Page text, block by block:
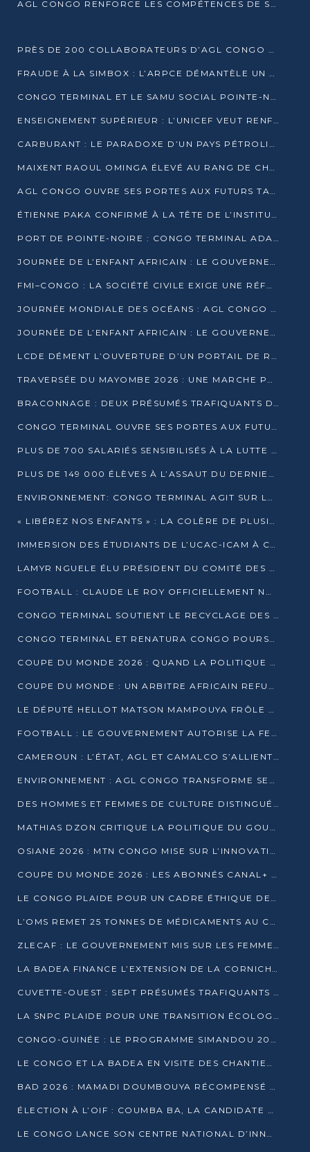
AGL CONGO RENFORCE LES COMPÉTENCES DE SES ÉQUIPES AVEC LA CERTIFICATION CACES® R483
PRÈS DE 200 COLLABORATEURS D’AGL CONGO EN FORMATION JUSQU’EN JUILLET
FRAUDE À LA SIMBOX : L’ARPCE DÉMANTÈLE UN RÉSEAU UTILISANT DES CARTES SIM OUGANDAISES
CONGO TERMINAL ET LE SAMU SOCIAL POINTE-NOIRE RENOUVELLENT LEUR PARTENARIAT EN FAVEUR DES JEUNES VULNÉRABLES
ENSEIGNEMENT SUPÉRIEUR : L’UNICEF VEUT RENFORCER LA RECHERCHE SUR LES QUESTIONS DE L’ENFANCE
CARBURANT : LE PARADOXE D’UN PAYS PÉTROLIER CONFRONTÉ À DES PÉNURIES RÉCURRENTES
MAIXENT RAOUL OMINGA ÉLEVÉ AU RANG DE CHEVALIER DE L’ORDRE DE L’AMITIÉ ENTRE LA RUSSIE ET LE CONGO
AGL CONGO OUVRE SES PORTES AUX FUTURS TALENTS DE LA LOGISTIQUE
ÉTIENNE PAKA CONFIRMÉ À LA TÊTE DE L’INSTITUT GÉOGRAPHIQUE NATIONAL
PORT DE POINTE-NOIRE : CONGO TERMINAL ADAPTE SON DRAGAGE AUX SABLES BITUMINEUX
JOURNÉE DE L’ENFANT AFRICAIN : LE GOUVERNEMENT RÉAFFIRME SON ENGAGEMENT POUR L’ACCÈS À L’EAU ET À L’ASSAINISSEMENT
FMI–CONGO : LA SOCIÉTÉ CIVILE EXIGE UNE RÉFORME DE LA FISCALITÉ PÉTROLIÈRE
JOURNÉE MONDIALE DES OCÉANS : AGL CONGO MOBILISE SES COLLABORATEURS POUR LA PRÉSERVATION DE LA BIODIVERSITÉ MARINE
JOURNÉE DE L’ENFANT AFRICAIN : LE GOUVERNEMENT MOBILISÉ POUR L’HYGIÈNE DANS LES ORPHELINATS
LCDE DÉMENT L’OUVERTURE D’UN PORTAIL DE RECRUTEMENT ET APPELLE À LA VIGILANCE
TRAVERSÉE DU MAYOMBE 2026 : UNE MARCHE POUR SENSIBILISER ET DÉPISTER AU DIABÈTE
BRACONNAGE : DEUX PRÉSUMÉS TRAFIQUANTS D’HIPPOPOTAME ÉCROUÉS À BRAZZAVILLE
CONGO TERMINAL OUVRE SES PORTES AUX FUTURS INGÉNIEURS DE L’UCAC-ICAM
PLUS DE 700 SALARIÉS SENSIBILISÉS À LA LUTTE CONTRE LA TUBERCULOSE À CONGO TERMINAL
PLUS DE 149 000 ÉLÈVES À L’ASSAUT DU DERNIER CEPE
ENVIRONNEMENT: CONGO TERMINAL AGIT SUR LE TERRAIN ET FORME LES PLUS JEUNES
« LIBÉREZ NOS ENFANTS » : LA COLÈRE DE PLUSIEURS MÈRES À BRAZZAVILLE CONTRE LA DGSP
IMMERSION DES ÉTUDIANTS DE L’UCAC-ICAM À CONGO TERMINAL
LAMYR NGUELE ÉLU PRÉSIDENT DU COMITÉ DES MEMBRES D’HONNEUR DU PCT
FOOTBALL : CLAUDE LE ROY OFFICIELLEMENT NOMMÉ SÉLECTIONNEUR DU CONGO
CONGO TERMINAL SOUTIENT LE RECYCLAGE DES DÉCHETS PLASTIQUES À POINTE-NOIRE
CONGO TERMINAL ET RENATURA CONGO POURSUIVENT LEUR COMBAT POUR LA BIODIVERSITÉ
COUPE DU MONDE 2026 : QUAND LA POLITIQUE MENACE L’UNIVERSALITÉ DU FOOTBALL
COUPE DU MONDE : UN ARBITRE AFRICAIN REFUSÉ À L’ENTRÉE DES ÉTATS-UNIS
LE DÉPUTÉ HELLOT MATSON MAMPOUYA FRÔLE LA MORT LORS D’UNE EMBUSCADE DZNS LE POOL
FOOTBALL : LE GOUVERNEMENT AUTORISE LA FECOFOOT À OCCUPER LES COMPLEXES SPORTIFS
CAMEROUN : L’ÉTAT, AGL ET CAMALCO S’ALLIENT POUR UN MÉGA-PROJET FERROVIAIRE
ENVIRONNEMENT : AGL CONGO TRANSFORME SES DÉCHETS EN OUTILS DE FORMATION
DES HOMMES ET FEMMES DE CULTURE DISTINGUÉS POUR LEUR ENGAGEMENT PAR BANTOU CULTURE
MATHIAS DZON CRITIQUE LA POLITIQUE DU GOUVERNEMENT ET ALERTE SUR LA DETTE DU CONGO
OSIANE 2026 : MTN CONGO MISE SUR L’INNOVATION POUR RELEVER LES DÉFIS AFRICAINS
COUPE DU MONDE 2026 : LES ABONNÉS CANAL+ AU CONGO DÉÇUS À QUELQUES JOURS DU COUP D’ENVOI
LE CONGO PLAIDE POUR UN CADRE ÉTHIQUE DE L’INTELLIGENCE ARTIFICIELLE À DAKAR
L’OMS REMET 25 TONNES DE MÉDICAMENTS AU CONGO POUR RENFORCER LA RIPOSTE AUX ÉPIDÉMIES
ZLECAF : LE GOUVERNEMENT MIS SUR LES FEMMES ENTREPRENEURES
LA BADEA FINANCE L’EXTENSION DE LA CORNICHE SUD DE BRAZZAVILLE
CUVETTE-OUEST : SEPT PRÉSUMÉS TRAFIQUANTS DE FAUNE INTERPELLÉS À EWO ET KELLÉ
LA SNPC PLAIDE POUR UNE TRANSITION ÉCOLOGIQUE PROGRESSIVE
CONGO-GUINÉE : LE PROGRAMME SIMANDOU 2040 AU CŒUR DES ÉCHANGES À LA BAD
LE CONGO ET LA BADEA EN VISITE DES CHANTIERS
BAD 2026 : MAMADI DOUMBOUYA RÉCOMPENSÉ PAR LE TROPHÉE BABACAR NDIAYE À BRAZZAVILLE
ÉLECTION À L’OIF : COUMBA BA, LA CANDIDATE DISCRÈTE QUI BOUSCULE LE JEU DIPLOMATIQUE
LE CONGO LANCE SON CENTRE NATIONAL D’INNOVATION